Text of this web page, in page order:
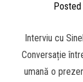
Posted
Interviu cu
Conversație
umană o